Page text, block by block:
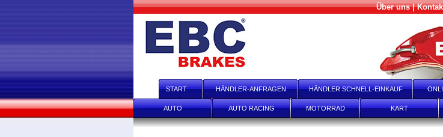
Über uns|
START HÄNDLER-ANFRAGEN HÄNDLER SCHNELL-EINKAUF
AUTO AUTO RACING MOTORRAD KART